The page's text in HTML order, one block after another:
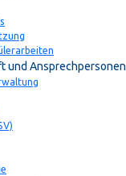
und Ansprechpersonen